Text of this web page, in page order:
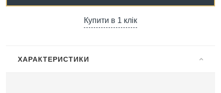
Купити в 1 клік
ХАРАКТЕРИСТИКИ